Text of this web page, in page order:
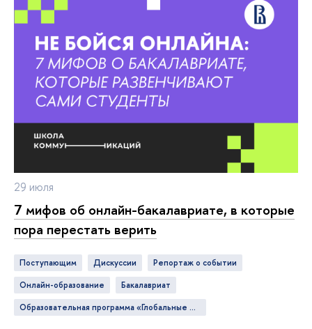
29 июля
7 мифов об онлайн-бакалавриате, в которые
пора перестать верить
Поступающим дискуссии
репортаж о событии
онлайн-образование
бакалавриат
Образовательная программа «Глобальные цифровые коммуникации»